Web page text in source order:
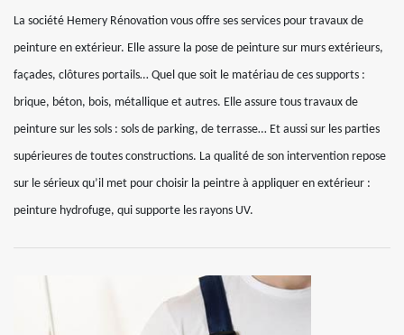
La société Hemery Rénovation vous offre ses services pour travaux de
peinture en extérieur. Elle assure la pose de peinture sur murs extérieurs,
façades, clôtures portails… Quel que soit le matériau de ces supports :
brique, béton, bois, métallique et autres. Elle assure tous travaux de
peinture sur les sols : sols de parking, de terrasse… Et aussi sur les parties
supérieures de toutes constructions. La qualité de son intervention repose
sur le sérieux qu’il met pour choisir la peintre à appliquer en extérieur :
peinture hydrofuge, qui supporte les rayons UV.